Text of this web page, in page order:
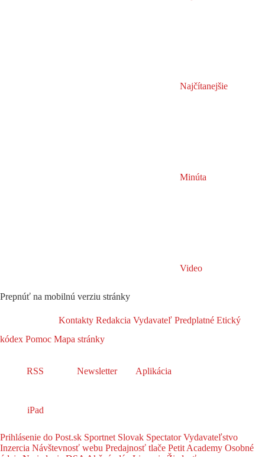
Najčítanejšie
Minúta
Video
Prepnúť na mobilnú verziu stránky
Kontakty Redakcia Vydavateľ Predplatné Etický
kódex Pomoc Mapa stránky
RSS Newsletter Aplikácia
iPad
Prihlásenie do Post.sk Sportnet Slovak SpectatorVydavateľstvo
Inzercia Návštevnosť webu Predajnosť tlače Petit Academy Osobné